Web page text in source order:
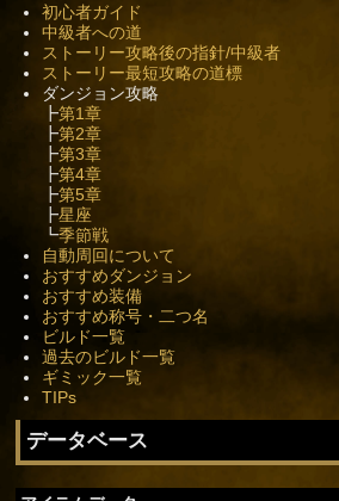
初心者ガイド
中級者への道
ストーリー攻略後の指針/中級者
ストーリー最短攻略の道標
ダンジョン攻略
┣第1章
┣第2章
┣第3章
┣第4章
┣第5章
┣星座
┗季節戦
自動周回について
おすすめダンジョン
おすすめ装備
おすすめ称号・二つ名
ビルド一覧
過去のビルド一覧
ギミック一覧
TIPs
データベース